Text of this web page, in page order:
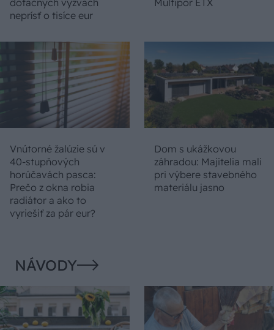
neprísť o tisíce eur
Vnútorné žalúzie sú v
40-stupňových
horúčavách pasca:
Prečo z okna robia
radiátor a ako to
vyriešiť za pár eur?
Dom s ukážkovou
záhradou: Majitelia mali
pri výbere stavebného
materiálu jasno
NÁVODY